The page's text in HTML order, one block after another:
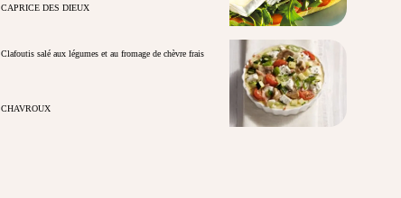
CAPRICE DES DIEUX
Clafoutis salé aux légumes et au fromage de chèvre frais
CHAVROUX